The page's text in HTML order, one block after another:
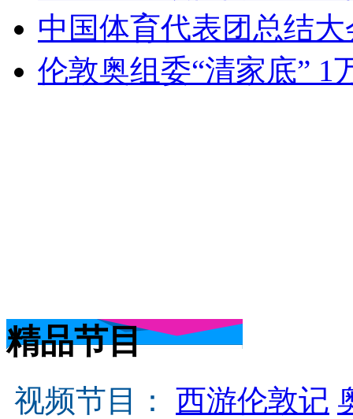
中国体育代表团总结
伦敦奥组委“清家底” 1
精品节目
视频节目： 西游伦敦记